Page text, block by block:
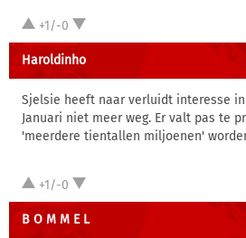
+1/-0
Haroldinho
Sjelsie heeft naar verluidt interesse in
Januari niet meer weg. Er valt pas te
'meerdere tientallen miljoenen'
+1/-0
B O M M E L